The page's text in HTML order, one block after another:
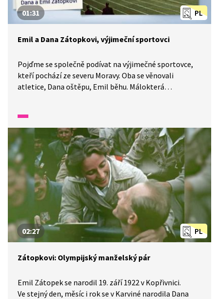
PL
01:31
Emil a Dana Zátopkovi, výjimeční sportovci
Pojďme se společně podívat na výjimečné sportovce,
kteří pochází ze severu Moravy. Oba se věnovali
atletice, Dana oštěpu, Emil běhu. Málokterá
medaili a stali se inspirací pro mnoho sportovců.
PL
02:27
Zátopkovi: Olympijský manželský pár
Emil Zátopek se narodil 19. září 1922 v Kopřivnici.
Ve stejný den, měsíc i rok se v Karviné narodila Dana